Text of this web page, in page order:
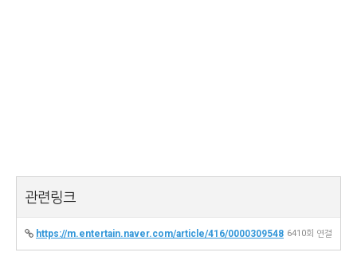
관련링크
https://m.entertain.naver.com/article/416/0000309548 6410회 연결